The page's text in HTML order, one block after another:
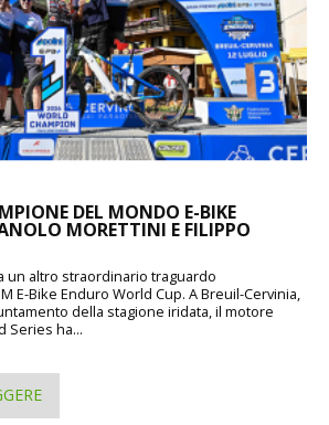
DEL MONDO E-BIKE
MORETTINI E FILIPPO
un altro straordinario traguardo
E-Bike Enduro World Cup. A Breuil-Cervinia,
della stagione iridata, il motore
Series ha...